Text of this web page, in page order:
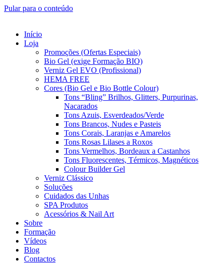
Pular para o conteúdo
Início
Loja
Promoções (Ofertas Especiais)
Bio Gel (exige Formação BIO)
Verniz Gel EVO (Profissional)
HEMA FREE
Cores (Bio Gel e Bio Bottle Colour)
Tons “Bling” Brilhos, Glitters, Purpurinas,
Nacarados
Tons Azuis, Esverdeados/Verde
Tons Brancos, Nudes e Pasteis
Tons Corais, Laranjas e Amarelos
Tons Rosas Lilases a Roxos
Tons Vermelhos, Bordeaux a Castanhos
Tons Fluorescentes, Térmicos, Magnéticos
Colour Builder Gel
Verniz Clássico
Soluções
Cuidados das Unhas
SPA Produtos
Acessórios & Nail Art
Sobre
Formação
Vídeos
Blog
Contactos